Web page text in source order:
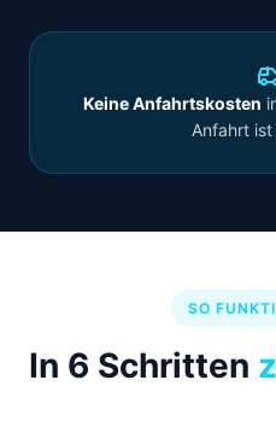
Keine Anfahrtskosten
Anfahrt
SO
In 6 Schritten